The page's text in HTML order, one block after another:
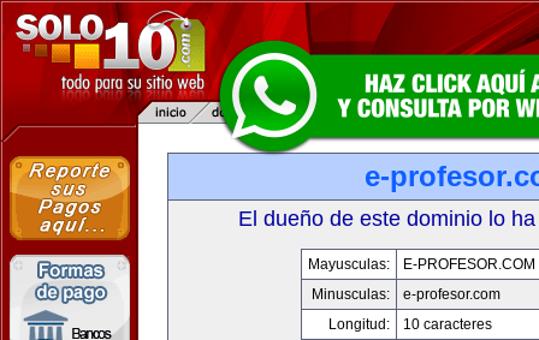
e-
El dueño de este dominio lo
Mayusculas:
E-PROFESOR.COM
Minusculas:
e-profesor.com
Longitud:
10 caracteres